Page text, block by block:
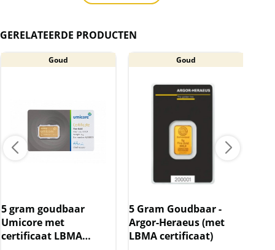
achterkant een uniek serie nummer
bevatten.
Goudbaren zijn vrijgesteld van btw.
GERELATEERDE PRODUCTEN
Goud
5 gram goudbaar
Umicore met
certificaat LBMA
Goud
5 Gram Goudbaar -
Argor-Heraeus (met
LBMA certificaat)